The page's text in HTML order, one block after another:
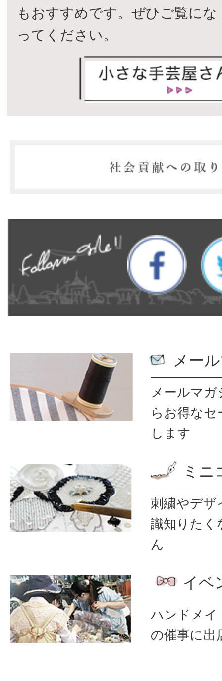
もおすすめです。ぜひご覧にな
ってください。
メー
メールマ
ら お得なセ
します
ミニ
刺繍やデザ
識知りたく
ん
イベ
ハンドメイ
の催事に出